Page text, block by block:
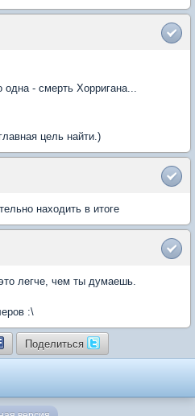
- смерть Хорригана...
цель найти.)
находить в итоге
легче, чем ты думаешь.
:\
Поделиться